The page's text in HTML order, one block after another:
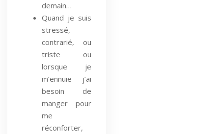
demain…
Quand je suis
stressé,
contrarié, ou
triste ou
lorsque je
m’ennuie j’ai
besoin de
manger pour
me
réconforter,